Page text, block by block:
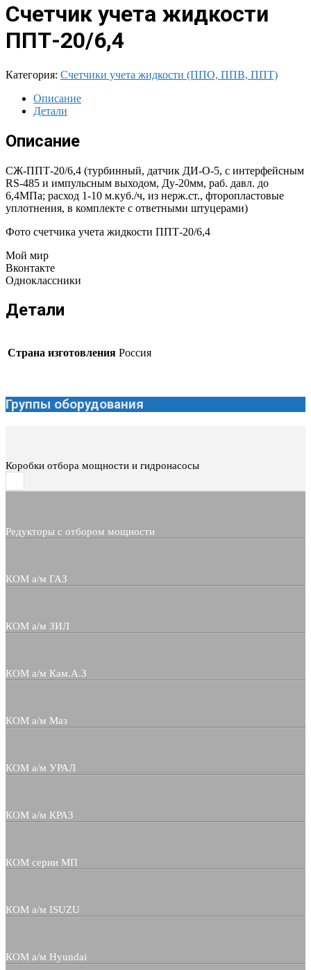
Счетчик учета жидкости
ППТ-20/6,4
Категория: Счетчики учета жидкости (ППО, ППВ, ППТ)
Описание
Детали
Описание
СЖ-ППТ-20/6,4 (турбинный, датчик ДИ-О-5, с интерфейсным
RS-485 и импульсным выходом, Ду-20мм, раб. давл. до
6,4МПа; расход 1-10 м.куб./ч, из нерж.ст., фторопластовые
уплотнения, в комплекте с ответными штуцерами)
Фото счетчика учета жидкости ППТ-20/6,4
Мой мир
Вконтакте
Одноклассники
Детали
Страна изготовления Россия
Группы оборудования
Коробки отбора мощности и гидронасосы
Редукторы с отбором мощности
КОМ а/м ГАЗ
КОМ а/м ЗИЛ
КОМ а/м Кам.А.З
КОМ а/м Маз
КОМ а/м УРАЛ
КОМ а/м КРАЗ
КОМ серии МП
КОМ а/м ISUZU
КОМ а/м Hyundai